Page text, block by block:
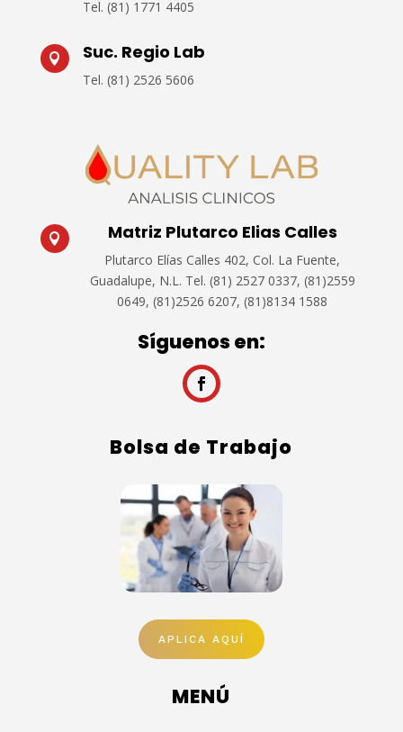
Tel. (81) 1771 4405
 Suc. Regio Lab
Tel. (81) 2526 5606
 Matriz Plutarco Elias Calles
Plutarco Elías Calles 402, Col. La Fuente,
Guadalupe, N.L. Tel. (81) 2527 0337, (81)2559
0649, (81)2526 6207, (81)8134 1588
Síguenos en:
Bolsa de Trabajo
APLICA AQUÍ
MENÚ